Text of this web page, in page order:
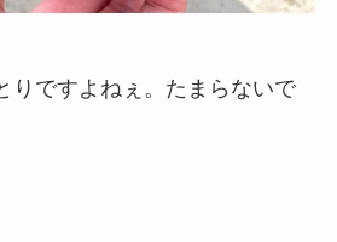
りですよねぇ。たまらないで